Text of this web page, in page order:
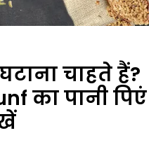
चाहते हैं?
का पानी पिएं